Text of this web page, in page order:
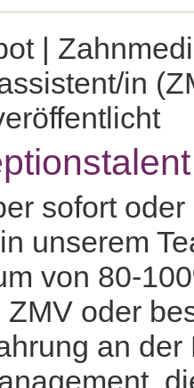
|
in
sofort
unserem
von 80-
oder
an